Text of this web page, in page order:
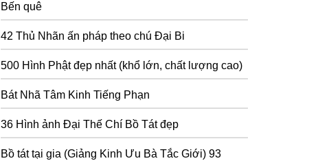
Bến quê
42 Thủ Nhãn ấn pháp theo chú Đại Bi
500 Hình Phật đẹp nhất (khổ lớn, chất lượng cao)
Bát Nhã Tâm Kinh Tiếng Phạn
36 Hình ảnh Đại Thế Chí Bồ Tát đẹp
Bồ tát tại gia (Giảng Kinh Ưu Bà Tắc Giới) 93